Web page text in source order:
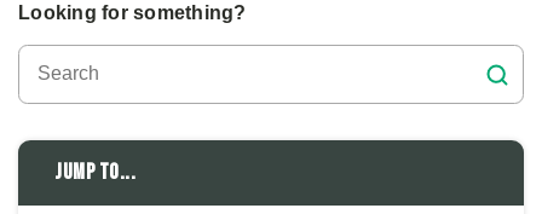
Looking for something?
Jump to...